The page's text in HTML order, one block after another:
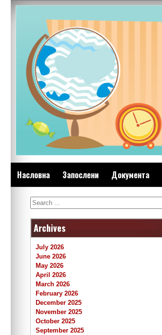
Skip
Насловна Запослени Документа
Search
Archives
July 2026
June 2026
May 2026
April 2026
March 2026
February 2026
December 2025
November 2025
October 2025
September 2025